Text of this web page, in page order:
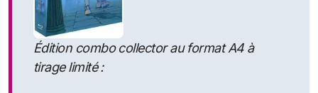
Édition combo collector au format A4 à
tirage limité :